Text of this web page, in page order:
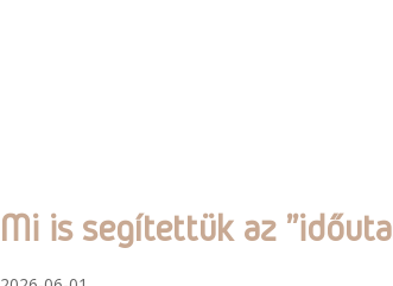
Mi is segítettük az